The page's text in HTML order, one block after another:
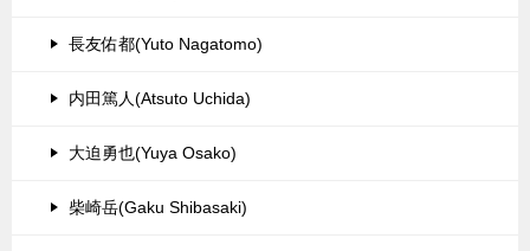
長友佑都(Yuto Nagatomo)
内田篤人(Atsuto Uchida)
大迫勇也(Yuya Osako)
柴崎岳(Gaku Shibasaki)